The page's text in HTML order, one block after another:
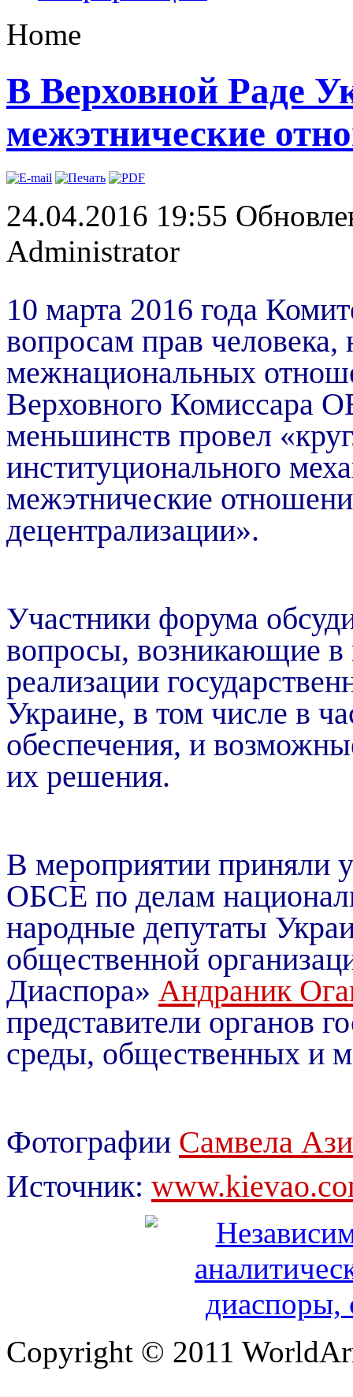
Home
В Верховной Раде
межэтнические
24.04.2016 19:55
Administrator
10 марта 2016 года
вопросам прав человека,
межнациональных
Верховного Комиссара
меньшинств провел «
институционального
межэтнические
децентрализации».
Участники форума
вопросы, возникающие в
реализации
Украине, в том числе в
обеспечения, и
их решения.
В мероприятии приняли
ОБСЕ по делам
народные депутаты
общественной
Диаспора» Андраник
представители органов
среды, общественных и
Фотографии Самвела
Источник:
Copyright © 2011